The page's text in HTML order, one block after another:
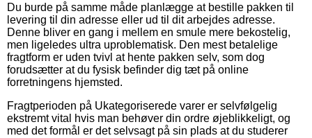
Du burde på samme måde planlægge at bestille pakken til
levering til din adresse eller ud til dit arbejdes adresse.
Denne bliver en gang i mellem en smule mere bekostelig,
men ligeledes ultra uproblematisk. Den mest betalelige
fragtform er uden tvivl at hente pakken selv, som dog
forudsætter at du fysisk befinder dig tæt på online
forretningens hjemsted.
Fragtperioden på Ukategoriserede varer er selvfølgelig
ekstremt vital hvis man behøver din ordre øjeblikkeligt, og
med det formål er det selvsagt på sin plads at du studerer